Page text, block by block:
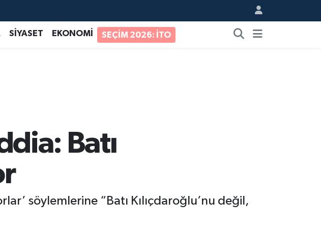
SİYASET EKONOMİ SEÇİM 2026: İTO
Batı
söylemlerine “Batı Kılıçdaroğlu’nu değil,